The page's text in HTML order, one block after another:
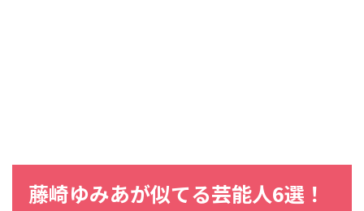
藤崎ゆみあが似てる芸能人6選！